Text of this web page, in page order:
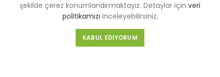
şekilde çerez konumlandırmaktayız. Detaylar için veri
politikamızı inceleyebilirsiniz.
KABUL EDIYORUM